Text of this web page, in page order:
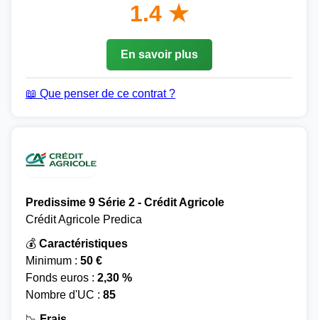
1.4 ★
En savoir plus
📖 Que penser de ce contrat ?
Predissime 9 Série 2 - Crédit Agricole
Crédit Agricole Predica
💰 Caractéristiques
Minimum : 50 €
Fonds euros : 2,30 %
Nombre d'UC : 85